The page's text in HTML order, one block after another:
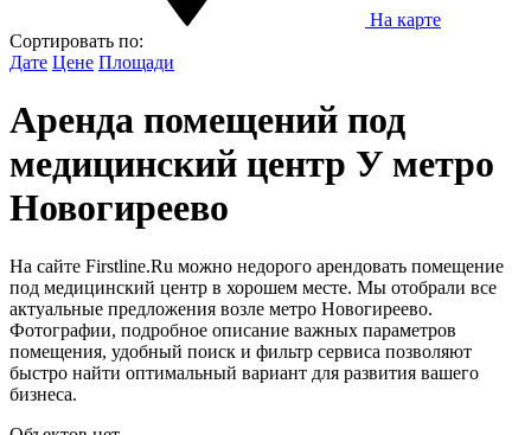
На карте
Сортировать по:
Дате Цене Площади
Аренда помещений под
медицинский центр У метро
Новогиреево
На сайте Firstline.Ru можно недорого арендовать помещение
под медицинский центр в хорошем месте. Мы отобрали все
актуальные предложения возле метро Новогиреево.
Фотографии, подробное описание важных параметров
помещения, удобный поиск и фильтр сервиса позволяют
быстро найти оптимальный вариант для развития вашего
бизнеса.